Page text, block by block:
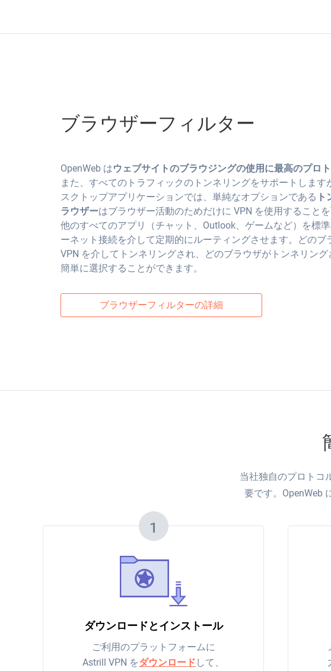
ブラウザーフィルター
OpenWeb はウェブサイトのブラウジングの使用に最高のプロ
また、すべてのトラフィックのトンネリングをサポートします
スクトップアプリケーションでは、単純なオプションである
ラウザーはブラウザー活動のためだけに VPN を使用することを
他のすべてのアプリ（チャット、Outlook、ゲームなど）を標
ーネット接続を介して定期的にルーティングさせます。どのブ
VPN を介してトンネリングされ、どのブラウザがトンネリング
簡単に選択することができます。
ブラウザーフィルターの詳細
当社独自のプロトコ
要です。OpenWeb
1
ダウンロードとインストール
ご利用のプラットフォームに
Astrill VPN をダウンロード して、